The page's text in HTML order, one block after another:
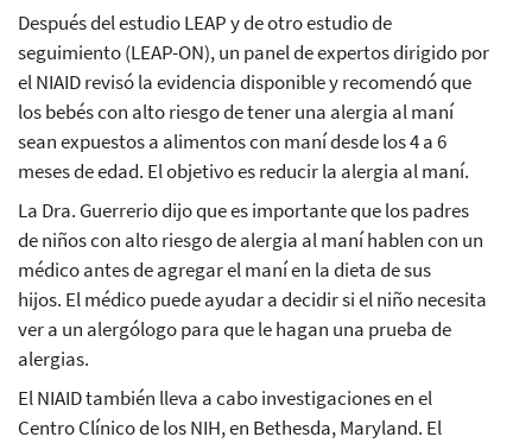
Después del estudio LEAP y de otro estudio de
seguimiento (LEAP-ON), un panel de expertos dirigido por
el NIAID revisó la evidencia disponible y recomendó que
los bebés con alto riesgo de tener una alergia al maní
sean expuestos a alimentos con maní desde los 4 a 6
meses de edad. El objetivo es reducir la alergia al maní.
La Dra. Guerrerio dijo que es importante que los padres
de niños con alto riesgo de alergia al maní hablen con un
médico antes de agregar el maní en la dieta de sus
hijos. El médico puede ayudar a decidir si el niño necesita
ver a un alergólogo para que le hagan una prueba de
alergias.
El NIAID también lleva a cabo investigaciones en el
Centro Clínico de los NIH, en Bethesda, Maryland. El